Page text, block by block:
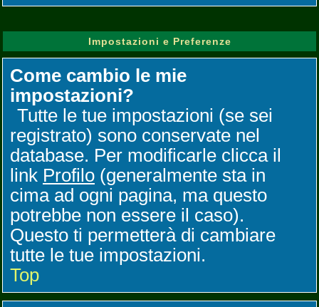
Impostazioni e Preferenze
Come cambio le mie
impostazioni?
Tutte le tue impostazioni (se sei
registrato) sono conservate nel
database. Per modificarle clicca il
link Profilo (generalmente sta in
cima ad ogni pagina, ma questo
potrebbe non essere il caso).
Questo ti permetterà di cambiare
tutte le tue impostazioni.
Top